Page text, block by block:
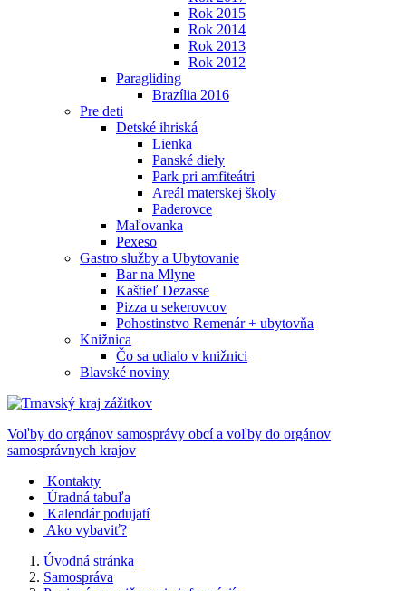
Rok 2015
Rok 2014
Rok 2013
Rok 2012
Paragliding
Brazília 2016
Pre deti
Detské ihriská
Lienka
Panské diely
Park pri amfiteátri
Areál materskej školy
Paderovce
Maľovanka
Pexeso
Gastro služby a Ubytovanie
Bar na Mlyne
Kaštieľ Dezasse
Pizza u sekerovcov
Pohostinstvo Remenár + ubytovňa
Knižnica
Čo sa udialo v knižnici
Blavské noviny
Voľby do orgánov samosprávy obcí a voľby do orgánov
samosprávnych krajov
Kontakty
Úradná tabuľa
Kalendár podujatí
Ako vybaviť?
Úvodná stránka
Samospráva